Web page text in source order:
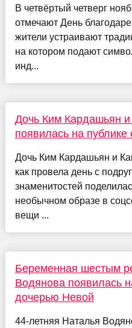
В четвёртый четверг
отмечают День
жители устраивают
на котором подают
инд...
Дочь Ким Кардашьян и
появилась на
Дочь Ким Кардашьян и
как провела день с
знаменитостей
необычном образе в
вещи ...
Беременная шестым
Водянова появилась
дочерью Невой
44-летняя Наталья